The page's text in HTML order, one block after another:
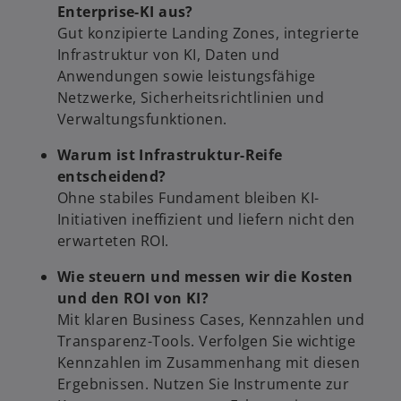
Enterprise-KI aus?
Gut konzipierte Landing Zones, integrierte
Infrastruktur von KI, Daten und
Anwendungen sowie leistungsfähige
Netzwerke, Sicherheitsrichtlinien und
Verwaltungsfunktionen.
Warum ist Infrastruktur-Reife
entscheidend?
Ohne stabiles Fundament bleiben KI-
Initiativen ineffizient und liefern nicht den
erwarteten ROI.
Wie steuern und messen wir die Kosten
und den ROI von KI?
Mit klaren Business Cases, Kennzahlen und
Transparenz-Tools. Verfolgen Sie wichtige
Kennzahlen im Zusammenhang mit diesen
Ergebnissen. Nutzen Sie Instrumente zur